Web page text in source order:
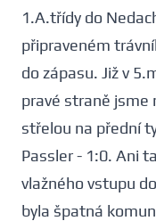
1.A.třídy do
připraveném
do zápasu. Již v
pravé straně jsme
střelou na přední
Passler - 1:0. Ani
vlažného vstupu
byla špatná